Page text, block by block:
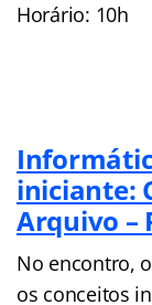
Horário: 10h
iniciante:
Arquivo –
No encontro,
os conceitos